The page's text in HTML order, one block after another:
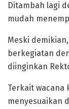
Ditambah lagi
mudah
Meski
berkegiatan
diinginkan
Terkait wacana
menyesuaikan